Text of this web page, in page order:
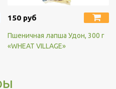
150 руб
Пшеничная лапша Удон, 300 г
«WHEAT VILLAGE»